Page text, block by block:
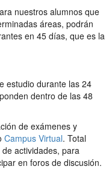
nuestros alumnos que
áreas, podrán
en 45 días, que es la
estudio durante las 24
dentro de las 48
de exámenes y
Campus Virtual. Total
actividades, para
en foros de discusión.